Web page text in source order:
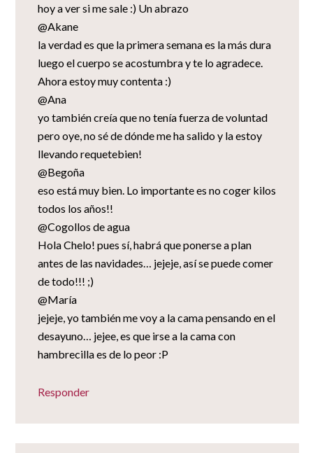
hoy a ver si me sale :) Un abrazo
@Akane
la verdad es que la primera semana es la más dura
luego el cuerpo se acostumbra y te lo agradece.
Ahora estoy muy contenta :)
@Ana
yo también creía que no tenía fuerza de voluntad
pero oye, no sé de dónde me ha salido y la estoy
llevando requetebien!
@Begoña
eso está muy bien. Lo importante es no coger kilos
todos los años!!
@Cogollos de agua
Hola Chelo! pues sí, habrá que ponerse a plan
antes de las navidades… jejeje, así se puede comer
de todo!!! ;)
@María
jejeje, yo también me voy a la cama pensando en el
desayuno… jejee, es que irse a la cama con
hambrecilla es de lo peor :P
Responder